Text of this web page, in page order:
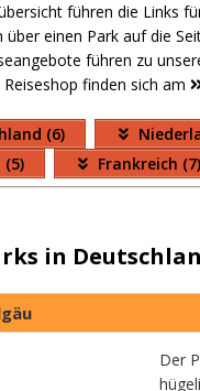
führen die Links
einen Park auf die
führen zu
finden sich am
(6)
(5)
Frankreich (7)
in
Der